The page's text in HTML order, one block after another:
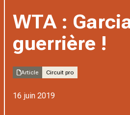
WTA :
guerrière !
Article Circuit pro
16 juin 2019